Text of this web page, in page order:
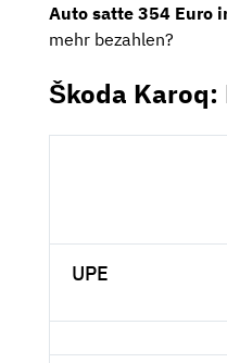
Auto satte 354 Euro
mehr bezahlen?
Škoda Karoq:
UPE